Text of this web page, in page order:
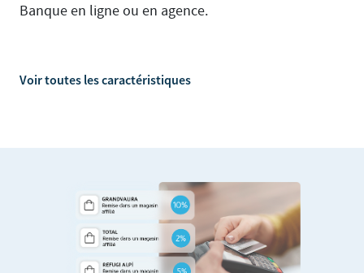
Banque en ligne ou en agence.
Voir toutes les caractéristiques